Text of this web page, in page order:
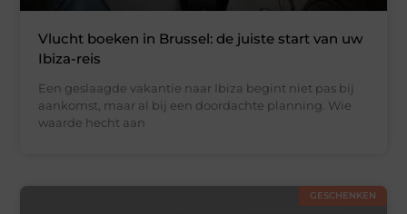
Vlucht boeken in Brussel: de juiste start van uw
Ibiza-reis
Een geslaagde vakantie naar Ibiza begint niet pas bij
aankomst, maar al bij een doordachte planning. Wie
waarde hecht aan
GESCHENKEN